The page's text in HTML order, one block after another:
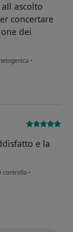
ascolto
concertare
dei
•
e la
controllo •